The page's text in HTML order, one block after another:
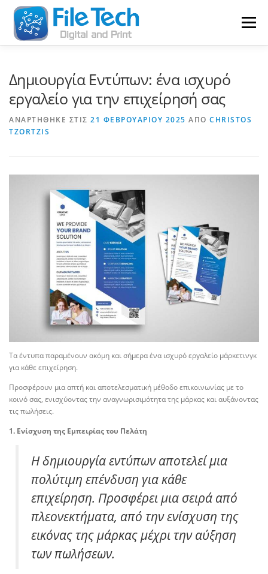
Προχωρήστε
περιεχόμενο
Μενού
Δημιουργία Εντύπων: ένα ισχυρό
εργαλείο για την επιχείρησή σας
ΑΝΑΡΤΉΘΗΚΕ ΣΤΙΣ 21 ΦΕΒΡΟΥΑΡΊΟΥ 2025 ΑΠΌ CHRISTOS
TZORTZIS
Τα έντυπα παραμένουν ακόμη και σήμερα ένα ισχυρό εργαλείο μάρκετινγκ
για κάθε επιχείρηση.
Προσφέρουν μια απτή και αποτελεσματική μέθοδο επικοινωνίας με το
κοινό σας, ενισχύοντας την αναγνωρισιμότητα της μάρκας και αυξάνοντας
τις πωλήσεις.
1. Ενίσχυση της Εμπειρίας του Πελάτη
Η δημιουργία εντύπων αποτελεί μια
πολύτιμη επένδυση για κάθε
επιχείρηση. Προσφέρει μια σειρά από
πλεονεκτήματα, από την ενίσχυση της
εικόνας της μάρκας μέχρι την αύξηση
των πωλήσεων.